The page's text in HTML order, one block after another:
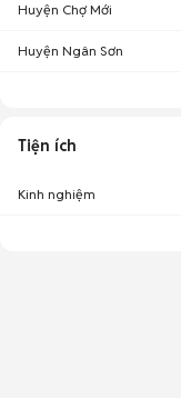
Huyện Chợ Mới
Huyện Ngân Sơn
Tiện ích
Kinh nghiệm